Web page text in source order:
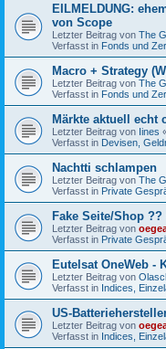
EILMELDUNG:
von Scope
Letzter Beitrag von The
Verfasst in Fonds und
Macro + Strategy
Letzter Beitrag von The
Verfasst in Fonds und
Märkte aktuell echt
Letzter Beitrag von Iines
Verfasst in Devisen,
Nachtti schlampen
Letzter Beitrag von The
Verfasst in Private
Fake Seite/Shop
Letzter Beitrag von
Verfasst in Private
Eutelsat OneWeb -
Letzter Beitrag von
Verfasst in Indices,
US-
Letzter Beitrag von
Verfasst in Indices,